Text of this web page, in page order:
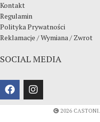
Kontakt
Regulamin
Polityka Prywatności
Reklamacje / Wymiana / Zwrot
SOCIAL MEDIA
2026